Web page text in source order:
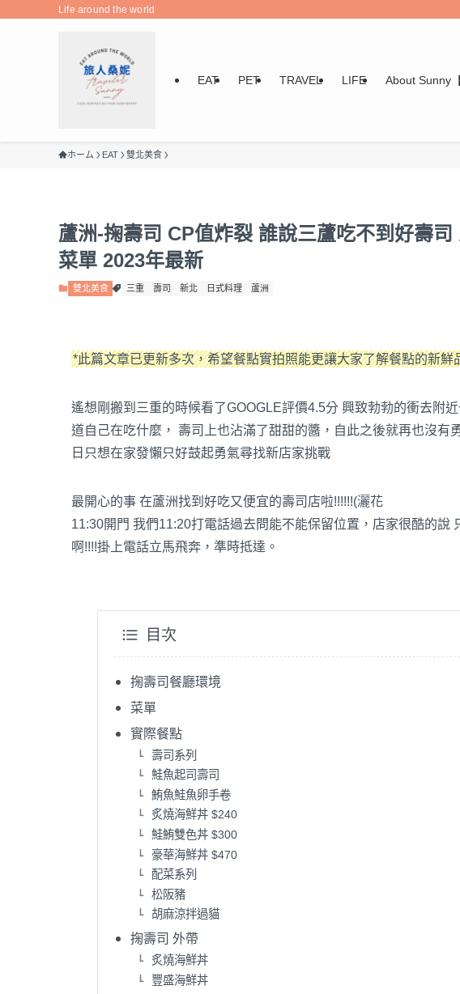
Life around the world
EAT PET TRAVEL LIFE About Sunny
ホーム EAT 雙北美食
蘆洲-掬壽司 CP值炸裂 誰說三蘆吃不到好壽
菜單 2023年最新
雙北美食 三重 壽司 新北 日式料理 蘆洲
*此篇文章已更新多次，希望餐點實拍照能更讓大家了解餐點的新鮮
遙想剛搬到三重的時候看了GOOGLE評價4.5分 興致勃勃的衝去附
道自己在吃什麼， 壽司上也沾滿了甜甜的醬，自此之後就再也沒有
日只想在家發懶只好鼓起勇氣尋找新店家挑戰
最開心的事 在蘆洲找到好吃又便宜的壽司店啦!!!!!!(灑花
11:30開門 我們11:20打電話過去問能不能保留位置，店家很酷的說
啊!!!!掛上電話立馬飛奔，準時抵達。
目次
掬壽司餐廳環境
菜單
實際餐點
壽司系列
鮭魚起司壽司
鮪魚鮭魚卵手卷
炙燒海鮮丼 $240
鮭鮪雙色丼 $300
豪華海鮮丼 $470
配菜系列
松阪豬
胡麻涼拌過貓
掬壽司 外帶
炙燒海鮮丼
豐盛海鮮丼